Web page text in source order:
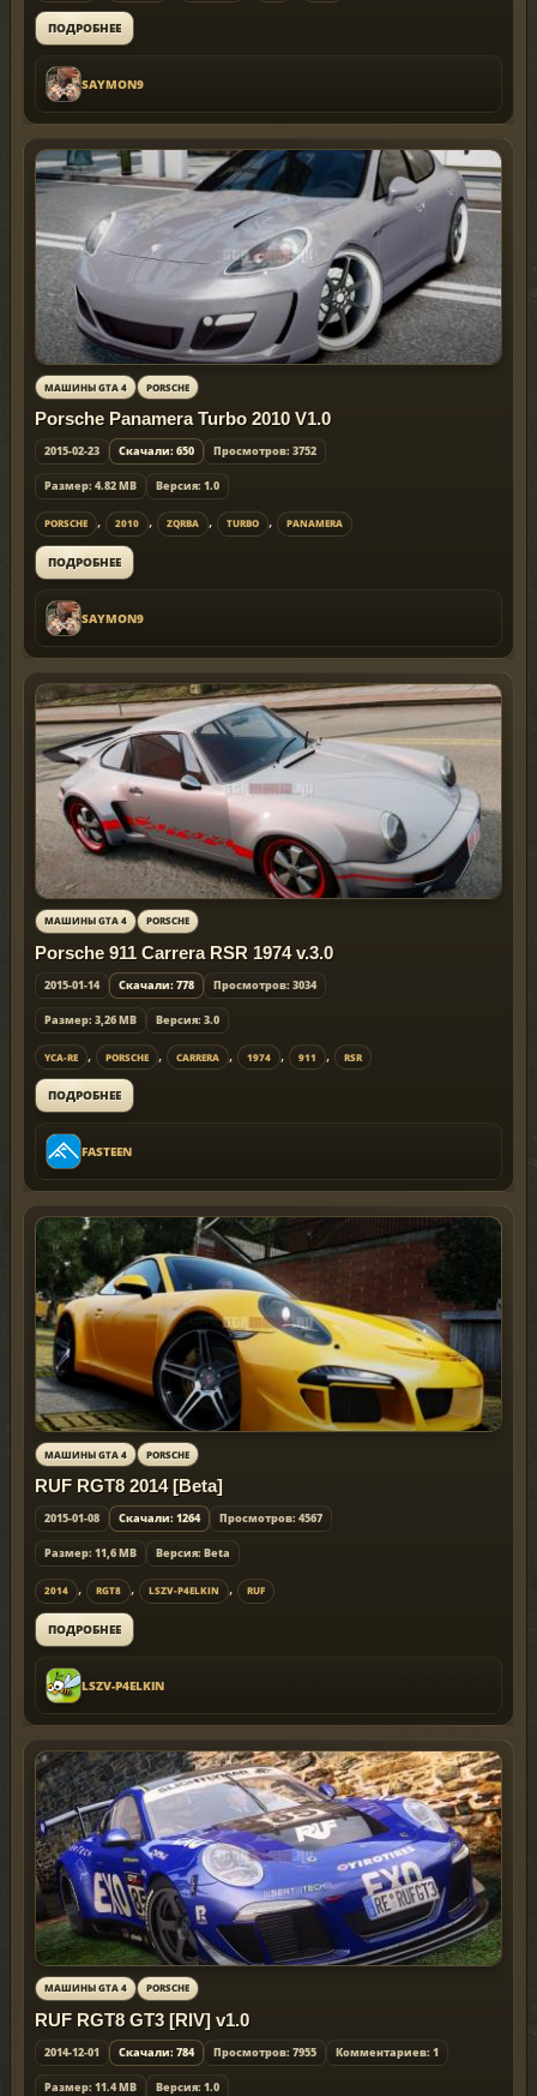
ПОДРОБНЕЕ
SAYMON9
МАШИНЫ GTA 4 PORSCHE
Porsche Panamera Turbo 2010 V1.0
2015-02-23 Скачали: 650 Просмотров: 3752
Размер: 4.82 MB Версия: 1.0
PORSCHE , 2010 , ZQRBA , TURBO , PANAMERA
ПОДРОБНЕЕ
SAYMON9
МАШИНЫ GTA 4 PORSCHE
Porsche 911 Carrera RSR 1974 v.3.0
2015-01-14 Скачали: 778 Просмотров: 3034
Размер: 3,26 MB Версия: 3.0
YCA-RE , PORSCHE , CARRERA , 1974 , 911 , RSR
ПОДРОБНЕЕ
FASTEEN
МАШИНЫ GTA 4 PORSCHE
RUF RGT8 2014 [Beta]
2015-01-08 Скачали: 1264 Просмотров: 4567
Размер: 11,6 MB Версия: Beta
2014 , RGT8 , LSZV-P4ELKIN , RUF
ПОДРОБНЕЕ
LSZV-P4ELKIN
МАШИНЫ GTA 4 PORSCHE
RUF RGT8 GT3 [RIV] v1.0
2014-12-01 Скачали: 784 Просмотров: 7955 Комментариев: 1
Размер: 11.4 MB Версия: 1.0